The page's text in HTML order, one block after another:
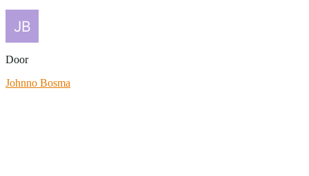
Door
Johnno Bosma